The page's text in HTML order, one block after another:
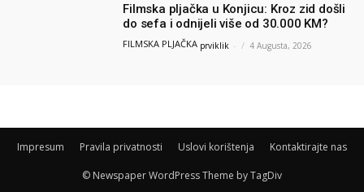
Filmska pljačka u Konjicu: Kroz zid došli
do sefa i odnijeli više od 30.000 KM?
FILMSKA PLJAČKA prviklik - 4 Augusta, 2026
Impresum Pravila privatnosti Uslovi korištenja Kontaktirajte nas
© Newspaper WordPress Theme by TagDiv